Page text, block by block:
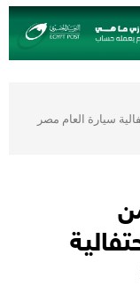
سيارة العام مصر